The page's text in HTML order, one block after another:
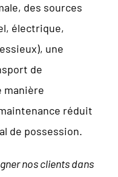
des sources
électrique,
une
de
manière
réduit
de possession.
nos clients dans